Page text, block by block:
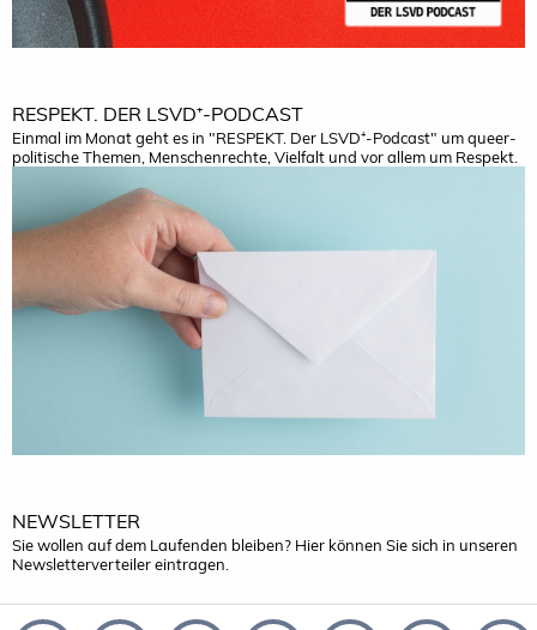
RESPEKT. DER LSVD⁺-PODCAST
Einmal im Monat geht es in "RESPEKT. Der LSVD⁺-Podcast" um queer-
politische Themen, Menschenrechte, Vielfalt und vor allem um Respekt.
NEWSLETTER
Sie wollen auf dem Laufenden bleiben? Hier können Sie sich in unseren
Newsletterverteiler eintragen.